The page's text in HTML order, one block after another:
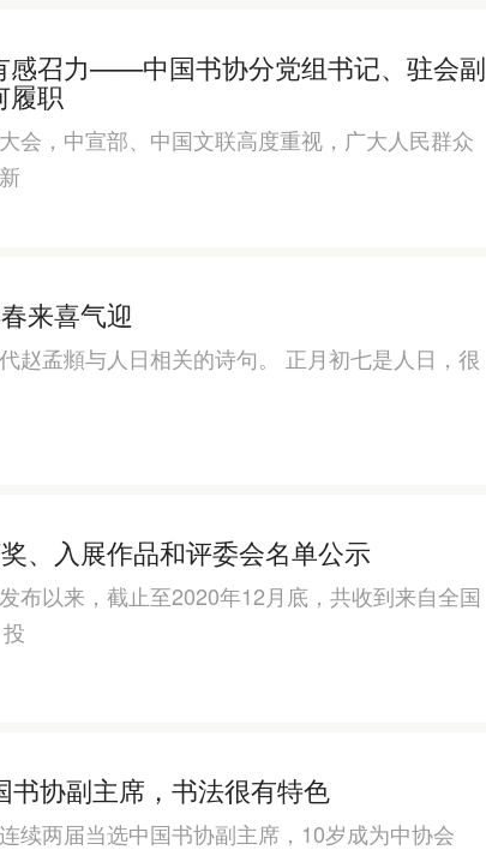
感召力——中国书协分党组书记、驻会副
履职
会，中宣部、中国文联高度重视，广大人民群众
来喜气迎
赵孟頫与人日相关的诗句。 正月初七是人日，很
、入展作品和评委会名单公示
布以来，截止至2020年12月底，共收到来自全国
协副主席，书法很有特色
续两届当选中国书协副主席，10岁成为中协会